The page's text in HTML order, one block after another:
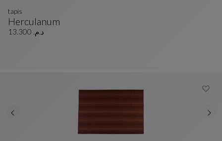
Herculanum
Tapis
Voir La Description Complète
tapis
د.م. 13.300